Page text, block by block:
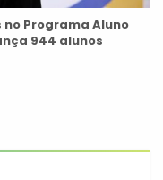
Programa Aluno
944 alunos